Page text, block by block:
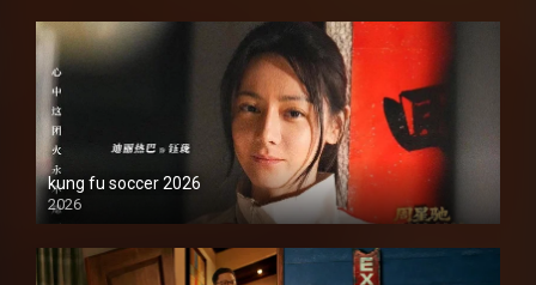
kung fu soccer 2026
2026
1080P